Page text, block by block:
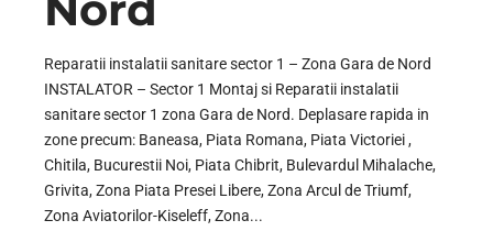
Reparatii instalatii sanitare sector 1 – Zona Gara de Nord
INSTALATOR – Sector 1 Montaj si Reparatii instalatii
sanitare sector 1 zona Gara de Nord. Deplasare rapida in
zone precum: Baneasa, Piata Romana, Piata Victoriei ,
Chitila, Bucurestii Noi, Piata Chibrit, Bulevardul Mihalache,
Grivita, Zona Piata Presei Libere, Zona Arcul de Triumf,
Zona Aviatorilor-Kiseleff, Zona...